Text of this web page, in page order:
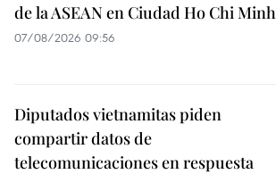
de la ASEAN en Ciudad Ho Chi Minh
07/08/2026 09:56
Diputados vietnamitas piden
compartir datos de
telecomunicaciones en respuesta